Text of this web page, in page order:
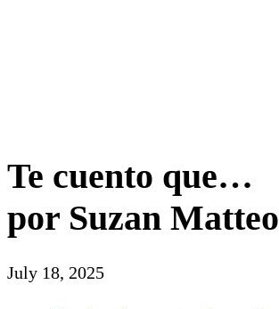
Te cuento que…
por Suzan Matteo
July 18, 2025